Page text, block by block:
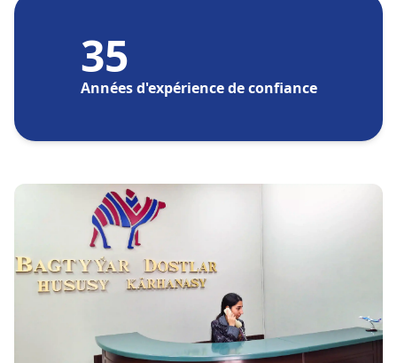
35
Années d'expérience de confiance